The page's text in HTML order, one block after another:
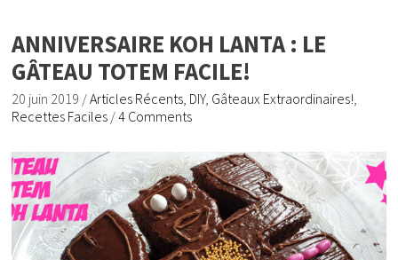
ANNIVERSAIRE KOH LANTA : LE
GÂTEAU TOTEM FACILE!
20 juin 2019 /Articles Récents, DIY, Gâteaux Extraordinaires!,
Recettes Faciles /4 Comments